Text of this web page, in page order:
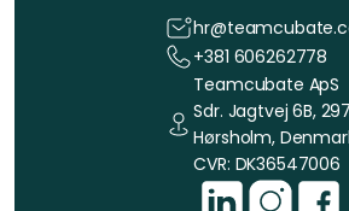
+381 606262778
Teamcubate ApS
Sdr. Jagtvej 6B,
Hørsholm,
CVR: DK36547006